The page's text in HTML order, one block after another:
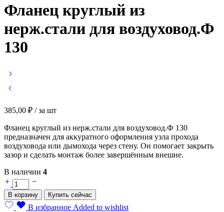
Фланец круглый из
нерж.стали для воздуховод.Ф
130
385,00 ₽ / за шт
Фланец круглый из нерж.стали для воздуховод.Ф 130
предназначен для аккуратного оформления узла прохода
воздуховода или дымохода через стену. Он помогает закрыть
зазор и сделать монтаж более завершённым внешне.
В наличии 4
Фланец
круглый
из
нерж.стали
В корзину Купить сейчас
В избранное Added to wishlist